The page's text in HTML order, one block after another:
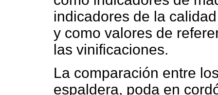
indicadores de la
y como valores de
las vinificaciones.
La comparación entre
espaldera, poda en